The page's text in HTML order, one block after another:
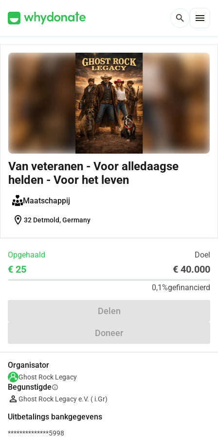
search menu
Van veteranen - Voor alledaagse
helden - Voor het leven
Maatschappij
location_on 32 Detmold, Germany
Opgehaald Doel
€ 25 € 40.000
0,1%gefinancierd
Delen
Doneer
Organisator
Ghost Rock Legacy
Begunstigdeinfo
Ghost Rock Legacy e.V. ( i.Gr)
Uitbetalings bankgegevens
**************5998